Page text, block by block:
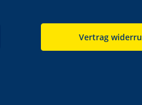
Vertrag